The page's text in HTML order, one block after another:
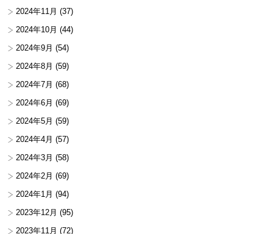
2024年11月 (37)
2024年10月 (44)
2024年9月 (54)
2024年8月 (59)
2024年7月 (68)
2024年6月 (69)
2024年5月 (59)
2024年4月 (57)
2024年3月 (58)
2024年2月 (69)
2024年1月 (94)
2023年12月 (95)
2023年11月 (72)